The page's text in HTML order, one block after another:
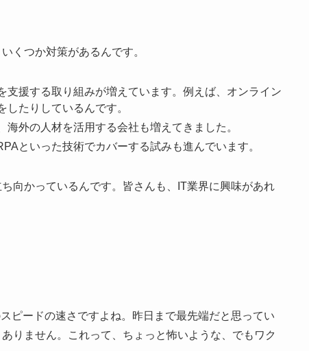
くつか対策があるんです。
援する取り組みが増えています。例えば、オンライン
たりしているんです。
外の人材を活用する会社も増えてきました。
といった技術でカバーする試みも進んでいます。
向かっているんです。皆さんも、IT業界に興味があれ
ピードの速さですよね。昨日まで最先端だと思ってい
りません。これって、ちょっと怖いような、でもワク